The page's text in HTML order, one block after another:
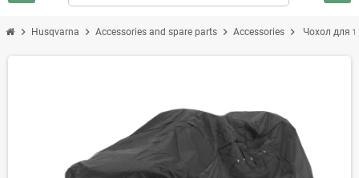
chevron_right Husqvarna chevron_right Accessories and spare parts chevron_right Accessories chevron_right Чохол для